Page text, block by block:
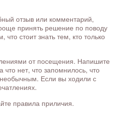
отзыв или комментарий,
принять решение по поводу
стоит знать тем, кто только
от посещения. Напишите
нет, что запомнилось, что
Если вы ходили с
правила приличия.